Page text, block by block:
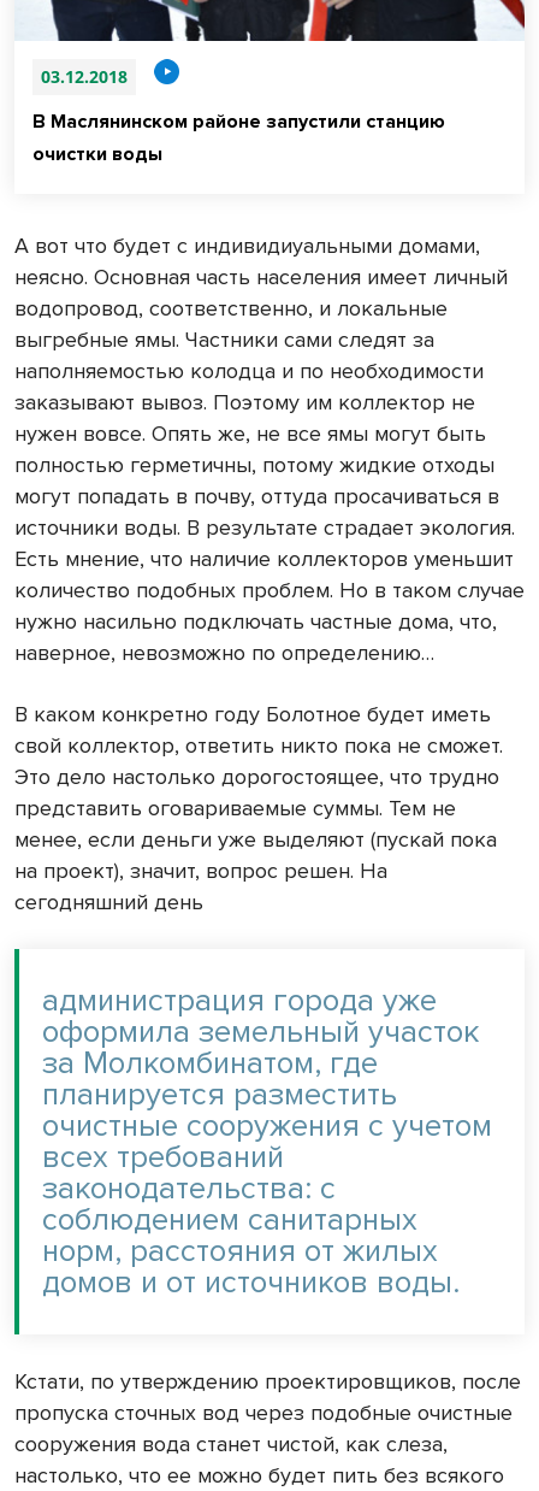
03.12.2018
В Маслянинском районе запустили станцию
очистки воды
А вот что будет с индивидиуальными домами,
неясно. Основная часть населения имеет личный
водопровод, соответственно, и локальные
выгребные ямы. Частники сами следят за
наполняемостью колодца и по необходимости
заказывают вывоз. Поэтому им коллектор не
нужен вовсе. Опять же, не все ямы могут быть
полностью герметичны, потому жидкие отходы
могут попадать в почву, оттуда просачиваться в
источники воды. В результате страдает экология.
Есть мнение, что наличие коллекторов уменьшит
количество подобных проблем. Но в таком случае
нужно насильно подключать частные дома, что,
наверное, невозможно по определению…
В каком конкретно году Болотное будет иметь
свой коллектор, ответить никто пока не сможет.
Это дело настолько дорогостоящее, что трудно
представить оговариваемые суммы. Тем не
менее, если деньги уже выделяют (пускай пока
на проект), значит, вопрос решен. На
сегодняшний день
администрация города уже
оформила земельный участок
за Молкомбинатом, где
планируется разместить
очистные сооружения с учетом
всех требований
законодательства: с
соблюдением санитарных
норм, расстояния от жилых
домов и от источников воды.
Кстати, по утверждению проектировщиков, после
пропуска сточных вод через подобные очистные
сооружения вода станет чистой, как слеза,
настолько, что ее можно будет пить без всякого